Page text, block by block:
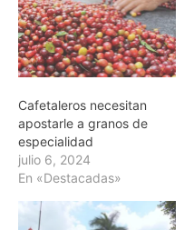
Cafetaleros necesitan
apostarle a granos de
especialidad
julio 6, 2024
En «Destacadas»